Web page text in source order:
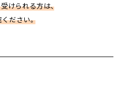
けられる方は、
ださい。